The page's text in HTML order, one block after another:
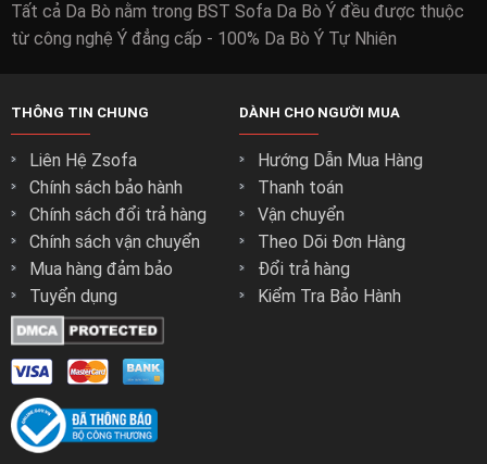
Tất cả Da Bò nằm trong BST Sofa Da Bò Ý đều được thuộc
từ công nghệ Ý đẳng cấp - 100% Da Bò Ý Tự Nhiên
THÔNG TIN CHUNG
Liên Hệ Zsofa
Chính sách bảo hành
Chính sách đổi trả hàng
Chính sách vận chuyển
Mua hàng đảm bảo
Tuyển dụng
DÀNH CHO NGƯỜI MUA
Hướng Dẫn Mua Hàng
Thanh toán
Vận chuyển
Theo Dõi Đơn Hàng
Đổi trả hàng
Kiểm Tra Bảo Hành